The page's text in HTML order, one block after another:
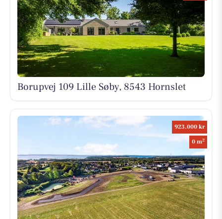
Borupvej 109 Lille Søby, 8543 Hornslet
923.000 kr
0 m2